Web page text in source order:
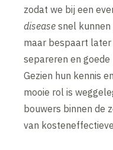
zodat we bij een
disease snel kunnen
maar bespaart
separeren en
Gezien hun kennis
mooie rol is
bouwers binnen de
van